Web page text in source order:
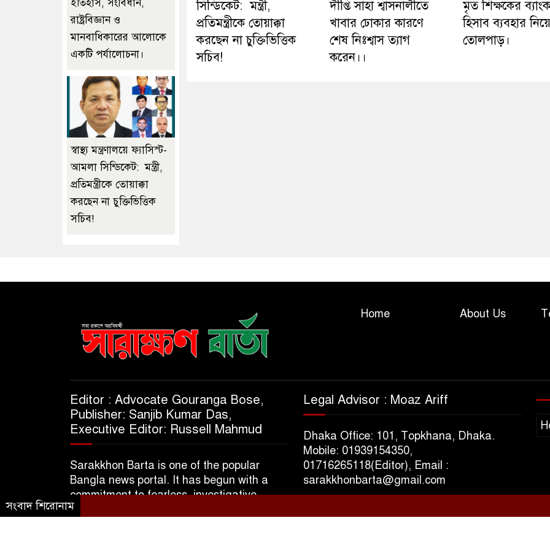
সিন্ডিকেট: মন্ত্রী,
প্রতিমন্ত্রীকে তোয়াক্কা
করছেন না চুক্তিভিত্তিক
সচিব!
দীপ্তি সাহা শ্বাসনালীতে
খাবার ঢোকার কারণে
শেষ নিঃশ্বাস ত্যাগ
করেন।।
মৃত শিক্ষকের ব্যাংক
হিসাব ব্যবহার নিয়ে
তোলপাড়।
ইতিহাস, সংবিধান,
রাষ্ট্রবিজ্ঞান ও
মানবাধিকারের আলোকে
একটি পর্যালোচনা।
স্বাস্থ্য মন্ত্রণালয়ে ফ্যাসিস্ট-
আমলা সিন্ডিকেট: মন্ত্রী,
প্রতিমন্ত্রীকে তোয়াক্কা
করছেন না চুক্তিভিত্তিক
সচিব!
Home About Us
Editor : Advocate Gouranga Bose,
Publisher: Sanjib Kumar Das,
Executive Editor: Russell Mahmud
Sarakkhon Barta is one of the popular
Bangla news portal. It has begun with a
commitment to fearless, investigative,
informative & independent journalism.
Legal Advisor : Moaz Ariff
Dhaka Office: 101, Topkhana, Dhaka.
Mobile: 01939154350,
01716265118(Editor), Email :
sarakkhonbarta@gmail.com
সংবাদ শিরোনাম